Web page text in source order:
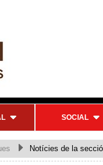
SOCIAL
Notícies de la secció